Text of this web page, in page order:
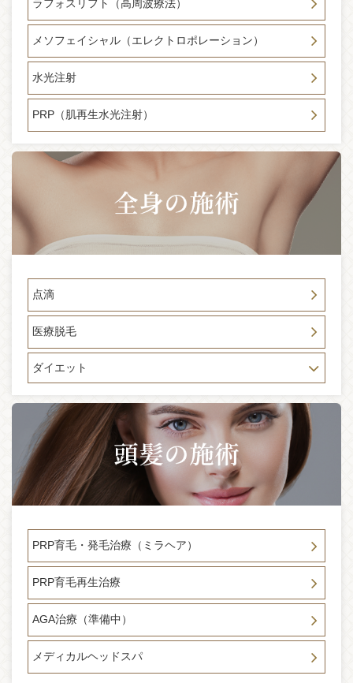
メディア掲載のお知らせ 9月28日発売 GLOW 11月号 目元
施術で「ツヤ活」特集にて当院及び新目元ケア施術 ペレル
ック（ペレヴェ＋ジュベルック）が紹介されました。
2024-09-16
・骨切り後のたるみが気になる方・糸リフトでもうご満足頂
けない方・ハイフ疲れを感じる方、是非ご相談ください。
「モニター条件 20代～30代 切開式フェイスリフト未経験
者」 30％～50％OFF
2024-08-30
本日、雨、台風の影響により通常より早く14時をもちまして
臨時休診とさせて頂きます。明日は10時より通常通り診療を
行う予定です。なにかお問い合わせご質問などございました
ら当院LINEにて受け付けしておりますのでご利用ください。
が掲載されました。当院のスレッドリフトが紹介されており
ます。※ページ内に症例写真がございますが、ビフォーアフ
ターの写真が逆になっております。正しくは、 左がビフォ
ー右がアフターです※
2023-11-30
「自分と向き合い、本当の美しさを見つけるために」が掲載
されました。 是非ご覧ください。
2023-11-27
★年末年始休暇のお知らせ★ 平素は格別のお引き立てを賜り
まして 厚く御礼申し上げます。 誠に勝手ではございますが、
2023年12月30日(土)～2024年1月4日(木)まで休業させて頂き
す。
すべての人に情報を送るメディア 「アーバンライフメトロ」
の六本木 白玉点滴特集に 当院が紹介されました。
ただきます。 お電話・メール・LINEでのご予約の受付は１
ラフォスリフト（高周波療法）
メソフェイシャル（エレクトロポレーション）
水光注射
PRP（肌再生水光注射）
点滴
医療脱毛
ダイエット
PRP育毛・発毛治療（ミラヘア）
PRP育毛再生治療
AGA治療（準備中）
メディカルヘッドスパ